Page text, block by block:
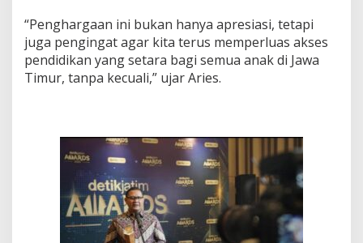
P
e
n
d
a
n
I
k
l
u
s
“Penghargaan ini bukan hanya apresiasi, tetapi
juga pengingat agar kita terus memperluas akses
pendidikan yang setara bagi semua anak di Jawa
Timur, tanpa kecuali,” ujar Aries.